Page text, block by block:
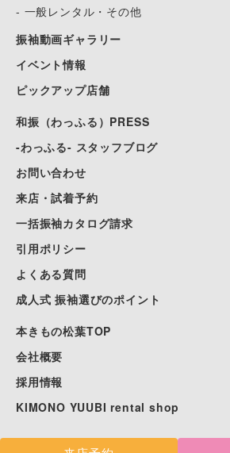
- 一般レンタル・その他
振袖動画ギャラリー
イベント情報
ピックアップ店舗
和振（わっふる）PRESS
-わっふる- スタッフブログ
お問い合わせ
来店・試着予約
一括振袖カタログ請求
引用ポリシー
よくある質問
成人式 振袖選びのポイント
本きもの松葉TOP
会社概要
採用情報
KIMONO YUUBI rental shop